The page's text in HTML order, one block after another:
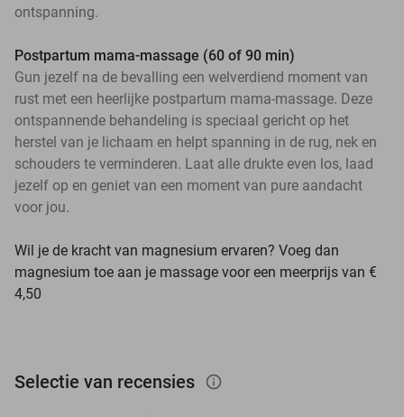
ontspanning.
Postpartum mama-massage (60 of 90 min)
Gun jezelf na de bevalling een welverdiend moment van
rust met een heerlijke postpartum mama-massage. Deze
ontspannende behandeling is speciaal gericht op het
herstel van je lichaam en helpt spanning in de rug, nek en
schouders te verminderen. Laat alle drukte even los, laad
jezelf op en geniet van een moment van pure aandacht
voor jou.
Wil je de kracht van magnesium ervaren? Voeg dan
magnesium toe aan je massage voor een meerprijs van €
4,50
Selectie van recensies info_outlined